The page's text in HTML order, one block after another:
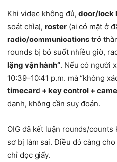
Khi video không đủ, door/lock
soát chìa), roster (ai có mặt ở
radio/communications trở
rounds bị bỏ suốt nhiều giờ,
lặng vận hành”. Nếu có người
10:39–10:41 p.m. mà “không
timecard + key control +
danh, không cần suy đoán.
OIG đã kết luận rounds/
sơ bị làm sai. Điều đó càng cho
chỉ đọc giấy.